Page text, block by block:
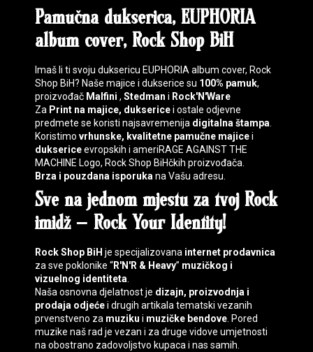
Pamučna dukserica, EUPHORIA
album cover, Rock Shop BiH
Imaš li ti svoju duksericu EUPHORIA album cover, Rock
Shop BiH? Naše majice i dukserice su 100% pamuk,
proizvođač Malfini , Stedman i Rock'N'Ware
Za Print na majice, duksericei ostale odjevne
predmete se koristi najsavremenija digitalna štampa
Koristimo vrhunske, kvalitetne pamučne majicei
duksericeevropskih i ameriRAGE AGAINST THE
MACHINE Logo, Rock Shop BiHčkih proizvođača.
Brza i pouzdana isporuka na Vašu adresu.
Sve na jednom mjestu za tvoj Rock
imidž– Rock Your Identity!
Rock Shop BiH je specijalizovana internet prodavnica
za sve poklonike “R'N'R & Heavy” muzičkog i
vizuelnog identiteta
Naša osnovna djelatnost je dizajn, proizvodnja i
prodaja odjećei drugih artikala tematski vezanih
prvenstveno za muziku i muzičke bendove . Pored
muzike naš rad je vezan i za druge vidove umjetnosti
na obostrano zadovoljstvo kupaca i nas samih.